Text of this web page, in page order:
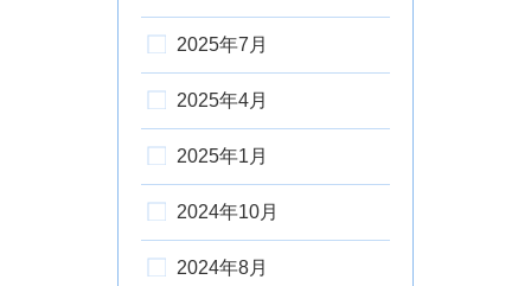
2025年7月
2025年4月
2025年1月
2024年10月
2024年8月